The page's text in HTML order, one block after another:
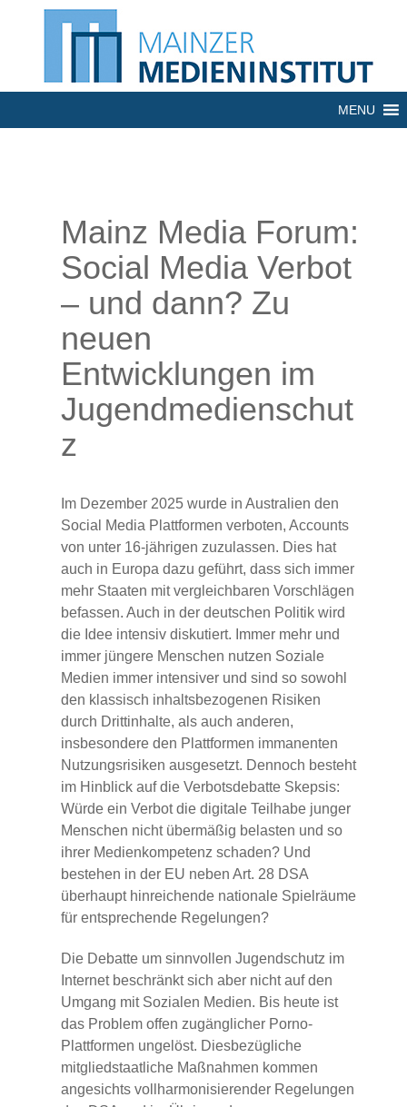
MENU
Mainz Media Forum:
Social Media Verbot
– und dann? Zu
neuen
Entwicklungen im
Jugendmedienschut
z
Im Dezember 2025 wurde in Australien den
Social Media Plattformen verboten, Accounts
von unter 16-jährigen zuzulassen. Dies hat
auch in Europa dazu geführt, dass sich immer
mehr Staaten mit vergleichbaren Vorschlägen
befassen. Auch in der deutschen Politik wird
die Idee intensiv diskutiert. Immer mehr und
immer jüngere Menschen nutzen Soziale
Medien immer intensiver und sind so sowohl
den klassisch inhaltsbezogenen Risiken
durch Drittinhalte, als auch anderen,
insbesondere den Plattformen immanenten
Nutzungsrisiken ausgesetzt. Dennoch besteht
im Hinblick auf die Verbotsdebatte Skepsis:
Würde ein Verbot die digitale Teilhabe junger
Menschen nicht übermäßig belasten und so
ihrer Medienkompetenz schaden? Und
bestehen in der EU neben Art. 28 DSA
überhaupt hinreichende nationale Spielräume
für entsprechende Regelungen?
Die Debatte um sinnvollen Jugendschutz im
Internet beschränkt sich aber nicht auf den
Umgang mit Sozialen Medien. Bis heute ist
das Problem offen zugänglicher Porno-
Plattformen ungelöst. Diesbezügliche
mitgliedstaatliche Maßnahmen kommen
angesichts vollharmonisierender Regelungen